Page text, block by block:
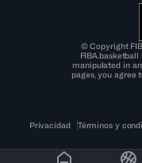
© Copyright
manipulated in
pages, you agree
Privacidad Términos y